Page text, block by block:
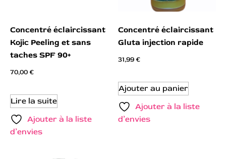
Concentré éclaircissant
Kojic Peeling et sans
taches SPF 90+
70,00€
Lire la suite
Ajouter à la liste
d’envies
Concentré éclaircissant
Gluta injection rapide
31,99€
Ajouter au panier
Ajouter à la liste
d’envies